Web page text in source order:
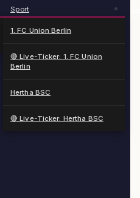
Sport
1. FC Union Berlin
🔴 Live-Ticker: 1. FC Union
Berlin
Hertha BSC
🔴 Live-Ticker: Hertha BSC